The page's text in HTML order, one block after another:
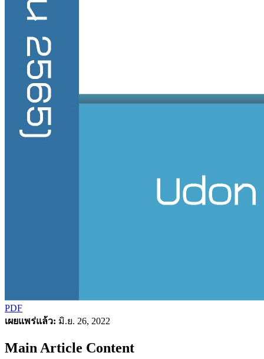
PDF
เผยแพร่แล้ว: มิ.ย. 26, 2022
Main Article Content